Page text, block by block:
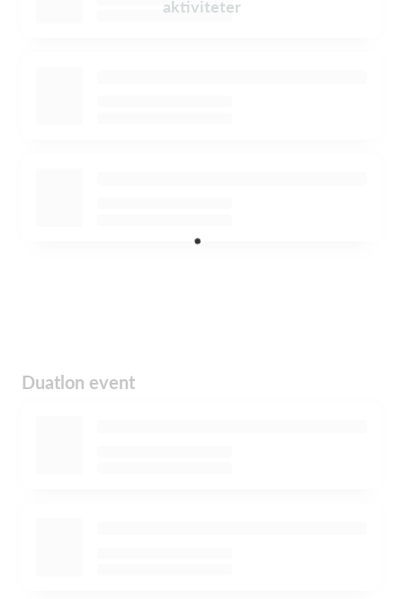
aktiviteter
Duatlon event